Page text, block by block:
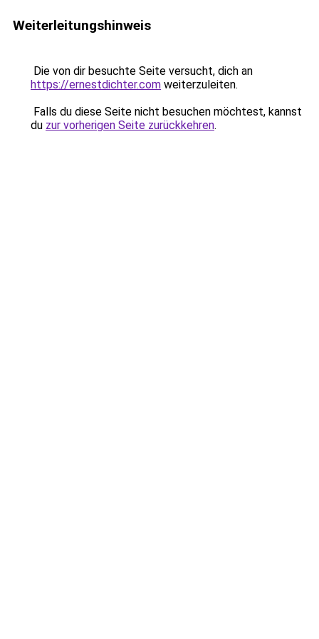
Weiterleitungshinweis
Die von dir besuchte Seite versucht, dich an
https://ernestdichter.com weiterzuleiten.
Falls du diese Seite nicht besuchen möchtest, kannst
du zur vorherigen Seite zurückkehren.